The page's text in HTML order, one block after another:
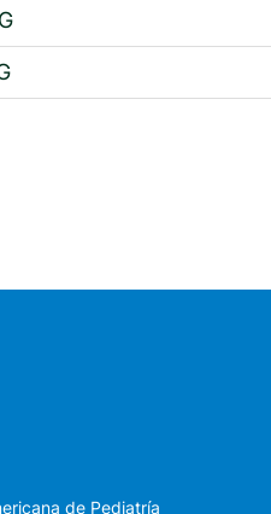
de Pediatría